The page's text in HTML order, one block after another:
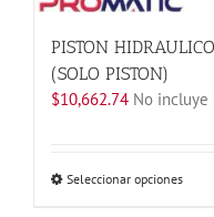
PISTON
(SOLO PISTON)
$10,662.74 No incluye
Seleccionar opcionesEste